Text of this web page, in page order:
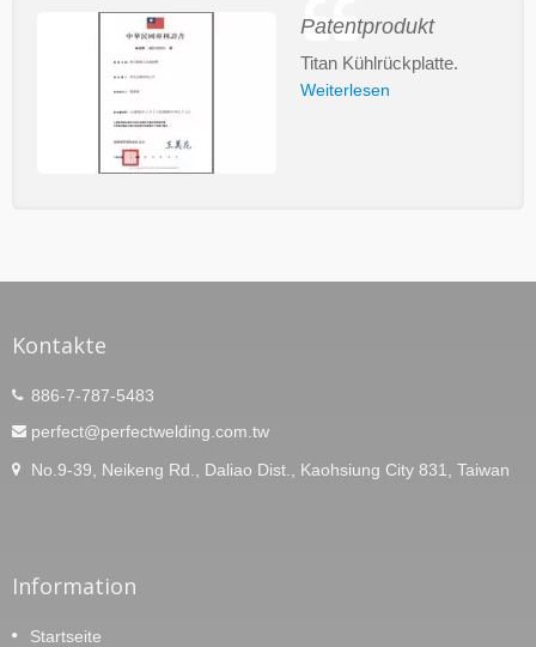
Patentprodukt
Titan Kühlrückplatte.
Weiterlesen
Kontakte
886-7-787-5483
perfect@perfectwelding.com.tw
No.9-39, Neikeng Rd., Daliao Dist., Kaohsiung City 831, Taiwan
Information
Startseite